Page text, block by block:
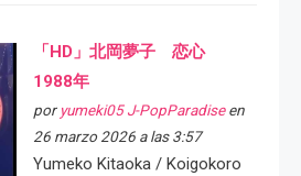
「HD」北岡夢子 恋心
1988年
por yumeki05 J-PopParadiseen
26 marzo 2026 a las 3:57
Yumeko Kitaoka / Koigokoro